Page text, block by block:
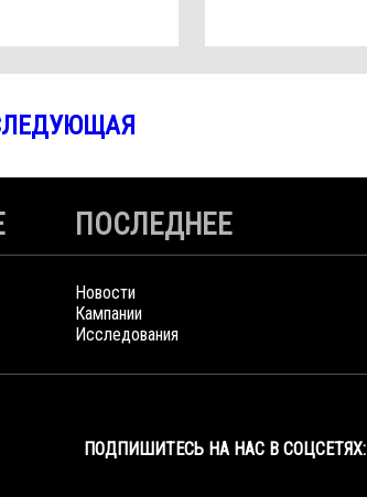
ПОСЛЕДНЕЕ
Новости
Кампании
Исследования
ПОДПИШИТЕСЬ НА НАС В СОЦСЕТЯХ: